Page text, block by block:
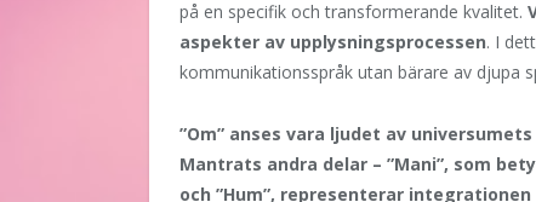
på en specifik och transformerande kvalitet.
aspekter av upplysningsprocessen. I
kommunikationsspråk utan bärare av djupa
”Om” anses vara ljudet av
Mantrats andra delar – ”Mani”, som
och ”Hum”, representerar